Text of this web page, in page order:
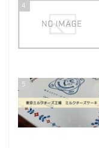
4
5